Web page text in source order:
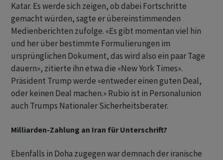
Katar. Es werde sich zeigen, ob dabei Fortschritte
gemacht würden, sagte er übereinstimmenden
Medienberichten zufolge. «Es gibt momentan viel hin
und her über bestimmte Formulierungen im
ursprünglichen Dokument, das wird also ein paar Tage
dauern», zitierte ihn etwa die «New York Times».
Präsident Trump werde «entweder einen guten Deal,
oder keinen Deal machen.» Rubio ist in Personalunion
auch Trumps Nationaler Sicherheitsberater.
Milliarden-Zahlung an Iran für Unterschrift?
Ebenfalls in Doha zugegen war demnach der iranische